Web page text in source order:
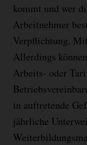
kommt und wer
Arbeitnehmer
Verpflichtung,
Allerdings
Arbeits- oder
in auftretende
jährliche